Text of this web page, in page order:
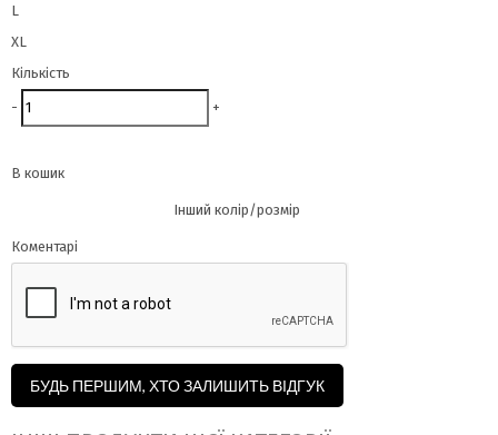
L
XL
Кількість
- +
В кошик
Інший колір/розмір
Коментарі
БУДЬ ПЕРШИМ, ХТО ЗАЛИШИТЬ ВІДГУК